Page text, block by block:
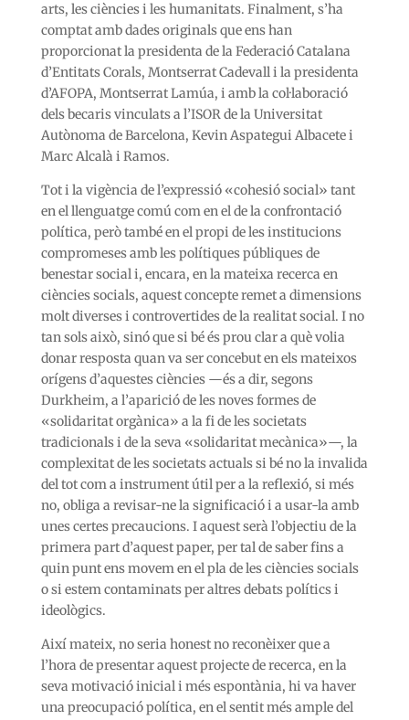
arts, les ciències i les humanitats. Finalment, s’ha
comptat amb dades originals que ens han
proporcionat la presidenta de la Federació Catalana
d’Entitats Corals, Montserrat Cadevall i la presidenta
d’AFOPA, Montserrat Lamúa, i amb la col·laboració
dels becaris vinculats a l’ISOR de la Universitat
Autònoma de Barcelona, Kevin Aspategui Albacete i
Marc Alcalà i Ramos.
Tot i la vigència de l’expressió «cohesió social» tant
en el llenguatge comú com en el de la confrontació
política, però també en el propi de les institucions
compromeses amb les polítiques públiques de
benestar social i, encara, en la mateixa recerca en
ciències socials, aquest concepte remet a dimensions
molt diverses i controvertides de la realitat social. I no
tan sols això, sinó que si bé és prou clar a què volia
donar resposta quan va ser concebut en els mateixos
orígens d’aquestes ciències —és a dir, segons
Durkheim, a l’aparició de les noves formes de
«solidaritat orgànica» a la fi de les societats
tradicionals i de la seva «solidaritat mecànica»—, la
complexitat de les societats actuals si bé no la invalida
del tot com a instrument útil per a la reflexió, si més
no, obliga a revisar-ne la significació i a usar-la amb
unes certes precaucions. I aquest serà l’objectiu de la
primera part d’aquest paper, per tal de saber fins a
quin punt ens movem en el pla de les ciències socials
o si estem contaminats per altres debats polítics i
ideològics.
Així mateix, no seria honest no reconèixer que a
l’hora de presentar aquest projecte de recerca, en la
seva motivació inicial i més espontània, hi va haver
una preocupació política, en el sentit més ample del